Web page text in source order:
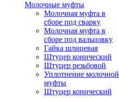
Молочные муфты
Молочная муфта в
сборе под сварку
Молочная муфта в
сборе под вальцовку
Гайка шлицевая
Штуцер конический
Штуцер резьбовой
Уплотнение молочной
муфты
Штуцер конический